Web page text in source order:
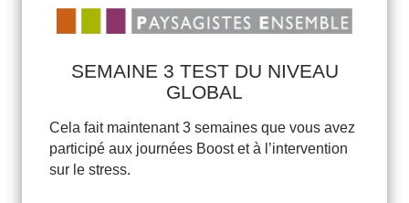
SEMAINE 3 TEST DU NIVEAU
GLOBAL
Cela fait maintenant 3 semaines que vous avez
participé aux journées Boost et à l’intervention
sur le stress.